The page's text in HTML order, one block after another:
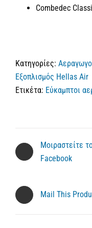
Combedec
Κατηγορίες:
Εξοπλισμός Hellas Air
Ετικέτα: Εύκαμπτοι
Μοιραστείτε
Facebook
Mail This